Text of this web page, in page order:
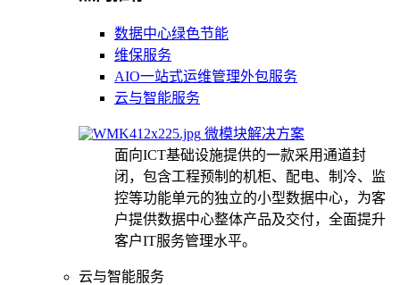
数据中心绿色节能
维保服务
AIO一站式运维管理外包服务
云与智能服务
微模块解决方案
面向ICT基础设施提供的一款采用通道封
闭，包含工程预制的机柜、配电、制冷、监
控等功能单元的独立的小型数据中心，为客
户提供数据中心整体产品及交付，全面提升
客户IT服务管理水平。
云与智能服务